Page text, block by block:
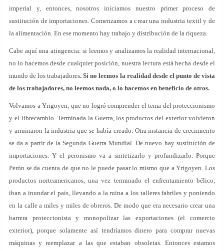
imperial y, entonces, nosotros iniciamos nuestro primer proceso de
sustitución de importaciones. Comenzamos a crear una industria textil y de
la alimentación. En ese momento hay trabajo y distribución de la riqueza.
Cabe aquí una atingencia: si leemos y analizamos la realidad internacional,
no lo hacemos desde cualquier posición, nuestra lectura está hecha desde el
mundo de los trabajadores. Si no leemos la realidad desde el punto de vista
de los trabajadores, no leemos nada, o lo hacemos en beneficio de otros.
Volvamos a Yrigoyen, que no logró comprender el tema del proteccionismo
y el librecambio. Terminada la Guerra, los productos del exterior volvieron
y arruinaron la industria que se había creado. Otra instancia de crecimiento
se da a partir de la Segunda Guerra Mundial. De nuevo hay sustitución de
importaciones. Y el peronismo va a sintetizarlo y profundizarlo. Porque
Perón se da cuenta de que no le puede pasar lo mismo que a Yrigoyen. Los
productos norteamericanos, una vez terminado el enfrentamiento bélico,
iban a inundar el país, llevando a la ruina a los talleres fabriles y poniendo
en la calle a miles y miles de obreros. De modo que era necesario crear una
barrera proteccionista y monopolizar las exportaciones (el comercio
exterior), porque solamente así tendríamos dinero para comprar nuevas
máquinas y reemplazar a las que estaban obsoletas. Entonces estamos